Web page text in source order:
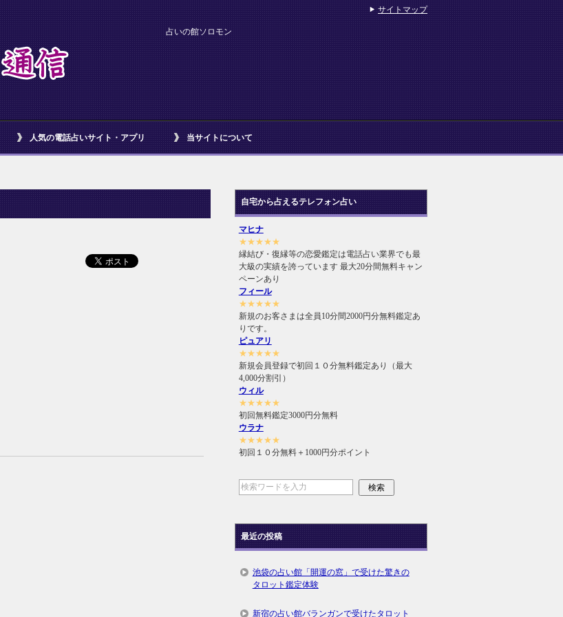
占いの館ソロモン
人気の電話占いサイト・アプリ 当サイトについて
自宅から占えるテレフォン占い
マヒナ
★★★★★
縁結び・復縁等の恋愛鑑定は電話占い業界でも最
大級の実績を誇っています 最大20分間無料キャン
ペーンあり
フィール
★★★★★
新規のお客さまは全員10分間2000円分無料鑑定あ
りです。
ピュアリ
★★★★★
新規会員登録で初回１０分無料鑑定あり（最大
4,000分割引）
ウィル
★★★★★
初回無料鑑定3000円分無料
ウラナ
★★★★★
初回１０分無料＋1000円分ポイント
最近の投稿
池袋の占い館「開運の窓」で受けた驚きの
タロット鑑定体験
新宿の占い館バランガンで受けたタロット
サイトマップ